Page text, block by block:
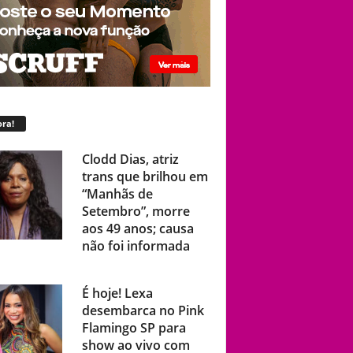
Clodd Dias, atriz
trans que brilhou em
“Manhãs de
Setembro”, morre
aos 49 anos; causa
não foi informada
É hoje! Lexa
desembarca no Pink
Flamingo SP para
show ao vivo com